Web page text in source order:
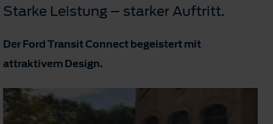
Starke Leistung – starker Auftritt.
Der Ford Transit Connect begeistert mit
attraktivem Design.